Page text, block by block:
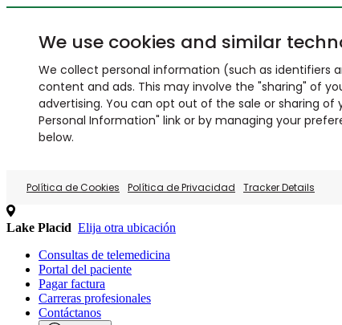
We use cookies and similar
We collect personal information (such as identifiers
content and ads. This may involve the "sharing" of
advertising. You can opt out of the sale or sharing
Personal Information" link or by managing your
below.
Política de Cookies Política de Privacidad Tracker Details
Lake Placid Elija otra ubicación
Consultas de telemedicina
Portal del paciente
Pagar factura
Carreras profesionales
Contáctanos